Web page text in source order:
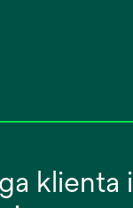
klienta i